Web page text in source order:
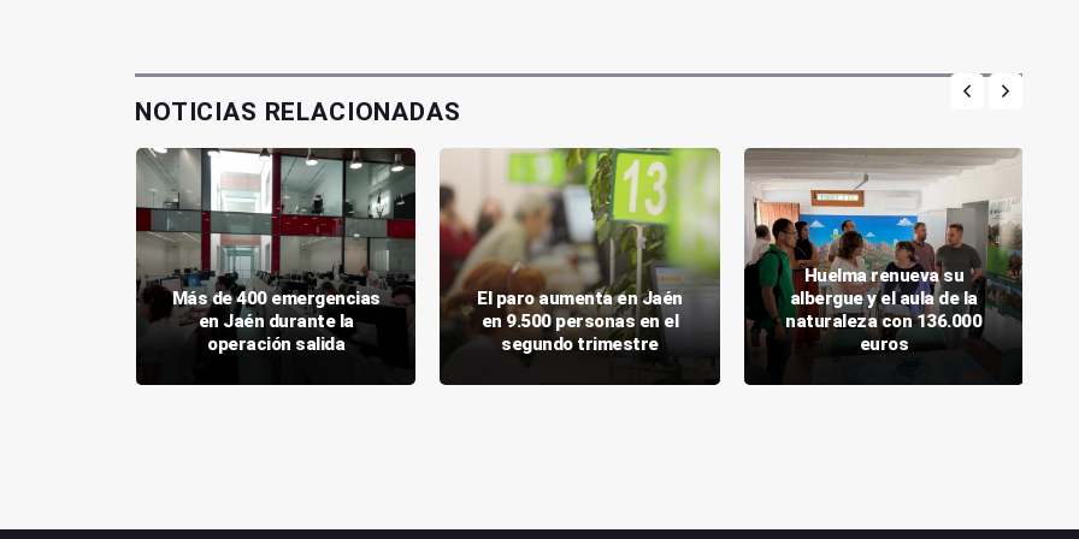
NOTICIAS RELACIONADAS
Más de 400 emergencias
en Jaén durante la
operación salida
El paro aumenta en Jaén
en 9.500 personas en el
segundo trimestre
Huelma renueva su
albergue y el aula de la
naturaleza con 136.000
euros